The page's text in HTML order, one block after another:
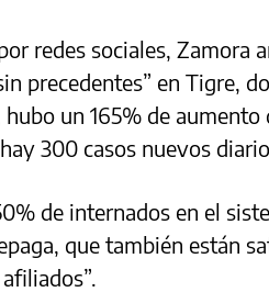
redes sociales, Zamora
precedentes” en Tigre,
un 165% de
300 casos nuevos
de internados en el
que también están